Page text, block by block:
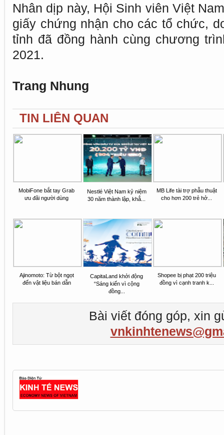
Nhân dịp này, Hội Sinh viên Việt
giấy chứng nhận cho các tổ chức,
tỉnh đã đồng hành cùng chương
2021.
Trang Nhung
TIN LIÊN QUAN
MobiFone bắt tay Grab
ưu đãi người dùng
Nestlé Việt Nam kỷ niệm
30 năm thành lập, khẳ...
MB Life tài trợ phẫu thuật
cho hơn 200 trẻ hở...
Ajinomoto: Từ bột ngọt
đến vật liệu bán dẫn
CapitaLand khởi động
“Sáng kiến vì cộng
đồng...
Shopee bị phạt 200 triệu
đồng vì cạnh tranh k...
Bài viết đóng góp, xin